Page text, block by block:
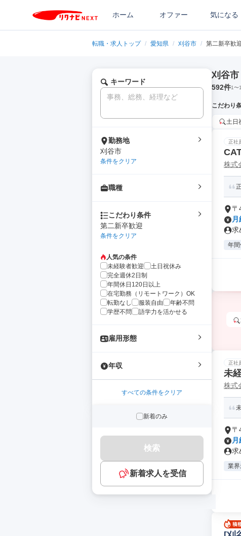
ホーム オファー 気になる
転職・求人トップ / 愛知県 / 刈谷市 / 第二新卒歓
キーワード
勤務地
刈谷市
条件をクリア
職種
こだわり条件
第二新卒歓迎
条件をクリア
人気の条件
未経験者歓迎
土日祝休み
完全週休2日制
年間休日120日以上
在宅勤務（リモートワーク）OK
転勤なし
服装自由
年齢不問
学歴不問
語学力を活かせる
雇用形態
年収
すべての条件をクリア
新着のみ
検索
新着求人を受信
刈谷
592件1〜
こだわり
土日
正社
株式
〒
求
年
正社
未
株式
〒
求
業